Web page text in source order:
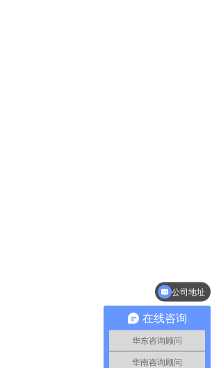
在线咨询
华东咨询顾问
华南咨询顾问
辅导模式